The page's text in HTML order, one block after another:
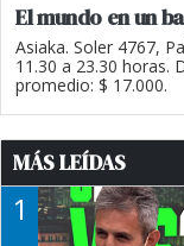
El mundo en un
Asiaka. Soler 4767,
11.30 a 23.30 horas.
promedio: $ 17.000.
MÁS LEÍDAS
1